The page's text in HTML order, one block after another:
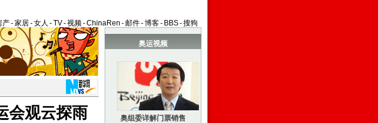
产-家居-女人 -TV-视频-ChinaRen -邮件-博客- BBS-搜狗
会观云探雨
奥运视频
奥组委详解门票销售